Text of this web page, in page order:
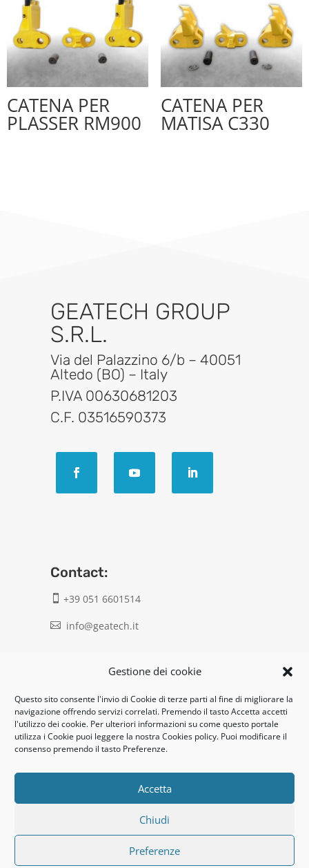
Gestione dei cookie
Questo sito consente l'invio di Cookie di terze parti al fine di migliorare la
navigazione offrendo servizi correlati. Premendo il tasto Accetta accetti
l'utilizzo dei cookie. Per ulteriori informazioni su come questo portale
utilizza i Cookie puoi leggere la nostra Cookies policy. Puoi modificare il
consenso premendo il tasto Preferenze.
Accetta
Chiudi
Preferenze
CATENA PER
PLASSER RM900
CATENA PER
MATISA C330
GEATECH GROUP
S.R.L.
Via del Palazzino 6/b – 40051
Altedo (BO) – Italy
P.IVA 00630681203
C.F. 03516590373
Contact:
 +39 051 6601514
 info@geatech.it
Legal:
Privacy policy
Informativa clienti / fornitori
UNI EN ISO 14001: 2015